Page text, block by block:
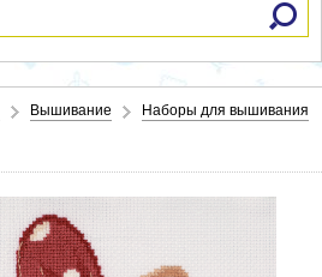
Вышивание Наборы для вышивания